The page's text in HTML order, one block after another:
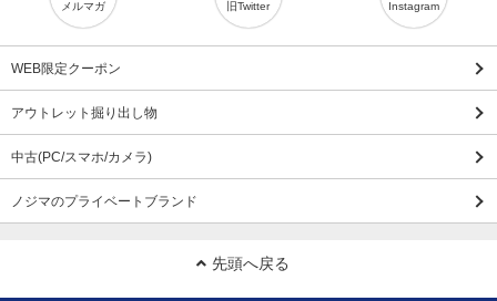
メルマガ 旧Twitter Instagram
WEB限定クーポン
アウトレット掘り出し物
中古(PC/スマホ/カメラ)
ノジマのプライベートブランド
先頭へ戻る